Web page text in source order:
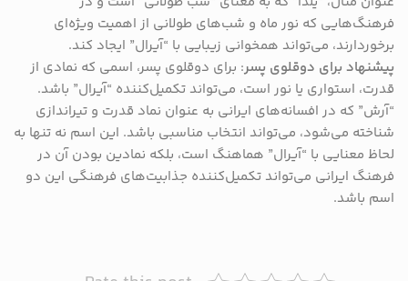
فرهنگ‌هایی که نور ماه و شب‌های طولانی از اهمیت ویژه‌ای
برخوردارند، می‌تواند همخوانی زیبایی با “آیرال” ایجاد کند.
پیشنهاد برای دوقلوی پسر: برای دوقلوی پسر، اسمی که نمادی از
قدرت، استواری یا نور است، می‌تواند تکمیل‌کننده “آیرال” باشد.
“آرش” که در افسانه‌های ایرانی به عنوان نماد قدرت و تیراندازی
شناخته می‌شود، می‌تواند انتخاب مناسبی باشد. این اسم نه تنها به
لحاظ معنایی با “آیرال” هماهنگ است، بلکه نمادین بودن آن در
فرهنگ ایرانی می‌تواند تکمیل‌کننده جذابیت‌های فرهنگی این دو
اسم باشد.